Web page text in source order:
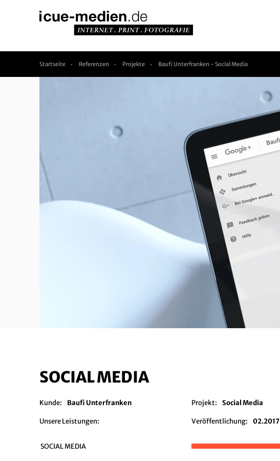
Startseite Referenzen Projekte Baufi Unterfranken - Social Media
SOCIAL MEDIA
Kunde: Baufi Unterfranken Projekt: Social Media
Veröffentlichung: 02.2017
Unsere Leistungen:
SOCIAL MEDIA